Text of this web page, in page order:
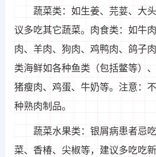
蔬菜类：如生姜、芫荽、大
议多吃其它蔬菜。肉食类：如牛
肉、羊肉、狗肉、鸡鸭肉、鸽子
类海鲜如各种鱼类（包括鳖等）
猪瘦肉、鸡蛋、牛奶等。注意：
种熟肉制品。
蔬菜水果类：银屑病患者忌
菜、香椿、尖椒等，建议多吃吃